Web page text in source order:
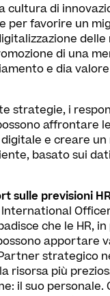
cultura di
per favorire un
delle
di una
e dia
strategie, i
affrontare
e creare
basato sui
sulle previsioni
che le HR,
apportare
strategico
risorsa più
il suo